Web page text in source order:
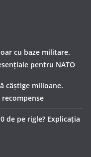
cu baze militare.
pentru NATO
câștige milioane.
de pe rigle? Explicaţia